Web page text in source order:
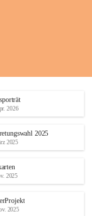
2026
2025
2025
2025
2025